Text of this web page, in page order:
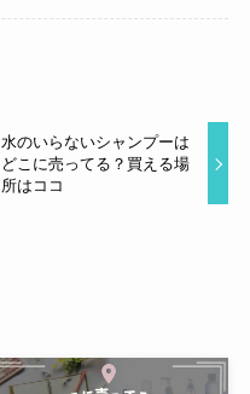
水のいらないシャンプーは
どこに売ってる？買える場
所はココ